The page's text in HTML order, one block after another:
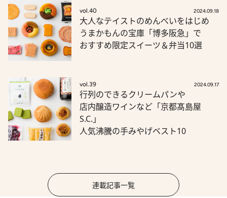
vol.40 2024.09.18
大人なテイストのめんべいをはじめ
うまかもんの宝庫「博多阪急」で
おすすめ限定スイーツ＆弁当10選
vol.39 2024.09.17
行列のできるクリームパンや
店内醸造ワインなど「京都髙島屋
S.C.」
人気沸騰の手みやげベスト10
連載記事一覧